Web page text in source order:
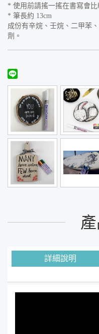
* 使用前請搖一搖在書寫會比
* 筆長約 13cm
成份有辛烷、壬烷、二甲苯
劑。
詳細說明